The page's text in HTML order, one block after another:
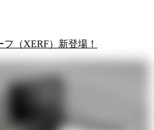
フ（XERF）新登場！